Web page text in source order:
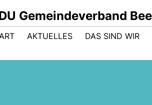
Gemeindeverband
AKTUELLES DAS SIND WIR